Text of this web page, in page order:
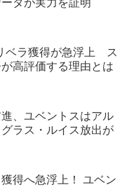
タが実力を証明
ベラ獲得が急浮上 ス
高評価する理由とは
、ユベントスはアル
グラス・ルイス放出が
得へ急浮上！ ユベン